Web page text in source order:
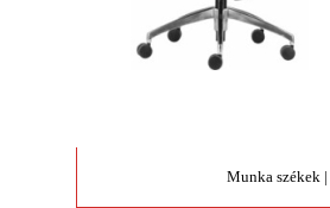
Munka székek |